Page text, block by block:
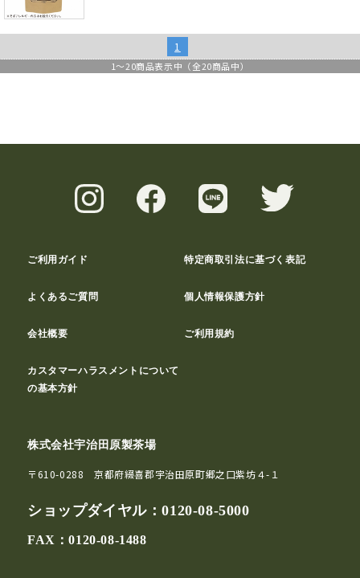
1
1～20商品表示中（全20商品中）
ご利用ガイド 特定商取引法に基づく表記
よくあるご質問 個人情報保護方針
会社概要 ご利用規約
カスタマーハラスメントについて
の基本方針
株式会社宇治田原製茶場
〒610-0288 京都府綴喜郡宇治田原町郷之口紫坊４-１
ショップダイヤル：0120-08-5000
FAX：0120-08-1488